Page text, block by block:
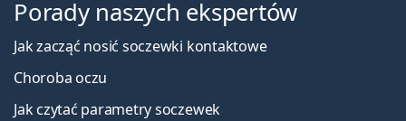
Porady naszych ekspertów
Jak zacząć nosić soczewki kontaktowe
Choroba oczu
Jak czytać parametry soczewek